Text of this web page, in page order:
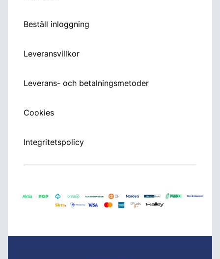
Beställ inloggning
Leveransvillkor
Leverans- och betalningsmetoder
Cookies
Integritetspolicy